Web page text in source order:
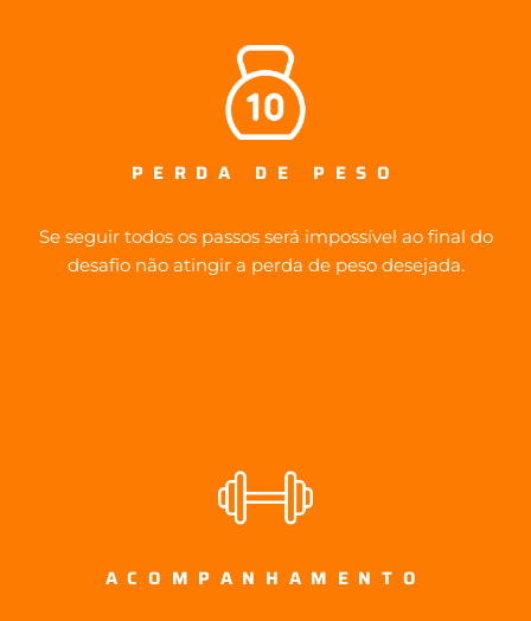
PERDA DE PESO
Se seguir todos os passos será impossível ao final do
desafio não atingir a perda de peso desejada.
ACOMPANHAMENTO